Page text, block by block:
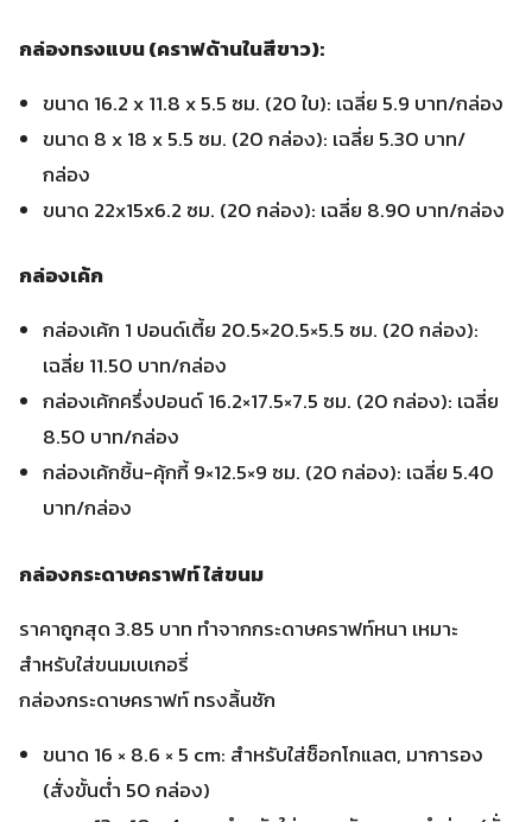
กล่องทรงแบน (คราฟด้านในสีขาว):
ขนาด 16.2 x 11.8 x 5.5 ซม. (20 ใบ): เฉลี่ย 5.9 บาท/กล่อง
ขนาด 8 x 18 x 5.5 ซม. (20 กล่อง): เฉลี่ย 5.30 บาท/
กล่อง
ขนาด 22x15x6.2 ซม. (20 กล่อง): เฉลี่ย 8.90 บาท/กล่อง
กล่องเค้ก
กล่องเค้ก 1 ปอนด์เตี้ย 20.5×20.5×5.5 ซม. (20 กล่อง):
เฉลี่ย 11.50 บาท/กล่อง
กล่องเค้กครึ่งปอนด์ 16.2×17.5×7.5 ซม. (20 กล่อง): เฉลี่ย
8.50 บาท/กล่อง
กล่องเค้กชิ้น-คุ้กกี้ 9×12.5×9 ซม. (20 กล่อง): เฉลี่ย 5.40
บาท/กล่อง
กล่องกระดาษคราฟท์ ใส่ขนม
ราคาถูกสุด 3.85 บาท ทำจากกระดาษคราฟท์หนา เหมาะ
สำหรับใส่ขนมเบเกอรี่
กล่องกระดาษคราฟท์ ทรงลิ้นชัก
ขนาด 16 × 8.6 × 5 cm: สำหรับใส่ช็อกโกแลต, มาการอง
(สั่งขั้นต่ำ 50 กล่อง)